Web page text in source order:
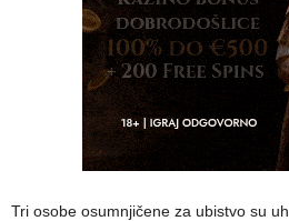
Tri osobe osumnjičene za ubistvo su